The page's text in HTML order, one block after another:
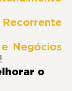
Negócios
!
o